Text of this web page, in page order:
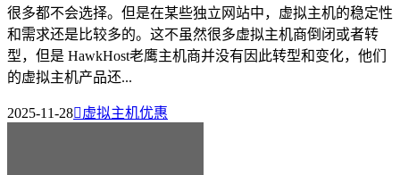
很多都不会选择。但是在某些独立网站中，虚拟主机的稳定性
和需求还是比较多的。这不虽然很多虚拟主机商倒闭或者转
型，但是 HawkHost老鹰主机商并没有因此转型和变化，他们
的虚拟主机产品还...
2025-11-28虚拟主机优惠